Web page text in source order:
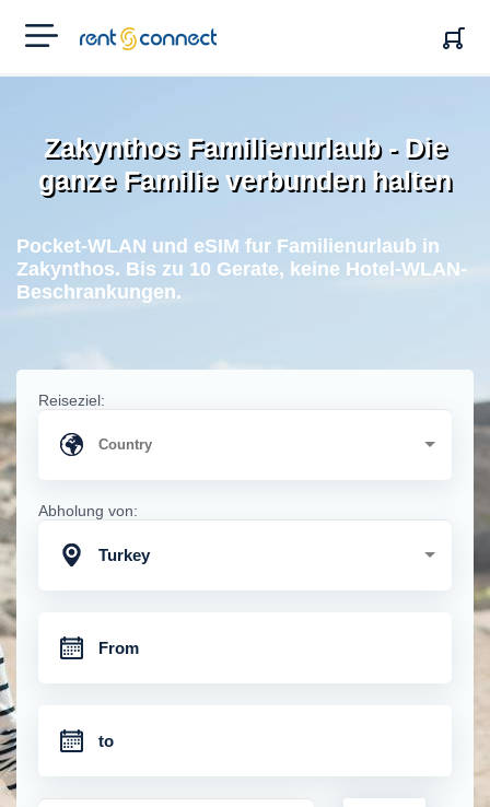
RENT'N
CONNECT
Zakynthos Familienurlaub - Die
ganze Familie verbunden halten
Pocket-WLAN und eSIM fur Familienurlaub in
Zakynthos. Bis zu 10 Gerate, keine Hotel-WLAN-
Beschrankungen.
Reiseziel:
Abholung von:
Turkey